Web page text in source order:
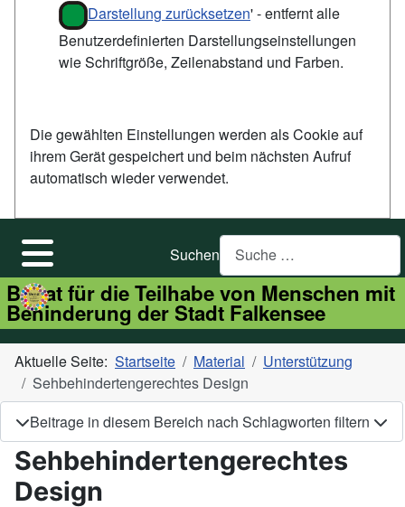
Darstellung zurücksetzen' - entfernt alle
Benutzerdefinierten Darstellungseinstellungen
wie Schriftgröße, Zeilenabstand und Farben.
Die gewählten Einstellungen werden als Cookie auf
ihrem Gerät gespeichert und beim nächsten Aufruf
automatisch wieder verwendet.
Suchen
Beirat für die Teilhabe von Menschen mit
Behinderung der Stadt Falkensee
Aktuelle Seite: Startseite Material
Unterstützung
Sehbehindertengerechtes Design
Beitrage in diesem Bereich nach Schlagworten filtern
Sehbehindertengerechtes
Design